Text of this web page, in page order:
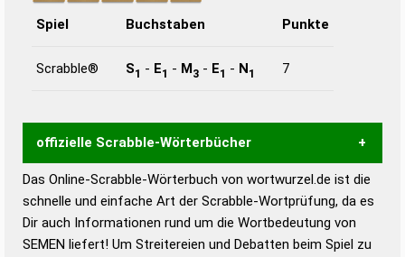
Spiel Buchstaben Punkte
Scrabble® S1 - E1 - M3 - E1 - N1 7
offizielle Scrabble-Wörterbücher
Wortwurzel liefert mit Hilfe eines semantischen
Wortanalyse-Algorithmus gute Anhaltspunkte zu
Wortbedeutung, Worttrennung und Wortform, um die
Das Online-Scrabble-Wörterbuch von wortwurzel.de ist die
schnelle und einfache Art der Scrabble-Wortprüfung, da es
Dir auch Informationen rund um die Wortbedeutung von
SEMEN liefert! Um Streitereien und Debatten beim Spiel zu